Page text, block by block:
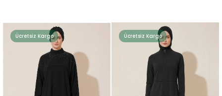
Ücretsiz Kargo Ücretsiz Kargo